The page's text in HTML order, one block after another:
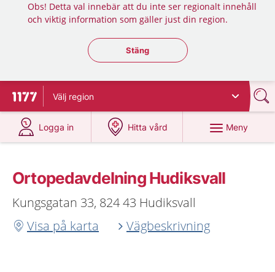
Obs! Detta val innebär att du inte ser regionalt innehåll
och viktig information som gäller just din region.
Stäng regionsväljaren
Stäng
Till startsidan för 1177
Välj region
Logga in
på 1177.se
Hitta vård
på 1177.se
Meny
Ortopedavdelning Hudiksvall
Kungsgatan 33, 824 43 Hudiksvall
Visa på karta
Vägbeskrivning